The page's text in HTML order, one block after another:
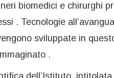
biomedici e chirurghi
. Tecnologie
sviluppate in
.
dell’Istituto, intitolata